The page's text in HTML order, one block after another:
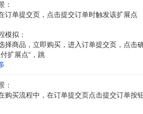
：
订单提交页，点击提交订单时触发该扩展点
模拟：
择商品，立即购买，进入订单提交页，点击
扩展点“，跳
：
购买流程中，在订单提交页点击提交订单按